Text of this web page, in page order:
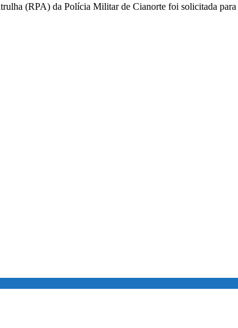
(RPA) da Polícia Militar de Cianorte foi solicitada